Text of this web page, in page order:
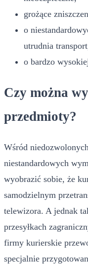
grożące
o
utrudnia
o bardzo
Czy można
przedmioty?
Wśród
niestandardowych
wyobrazić sobie, że
samodzielnym
telewizora. A jednak
przesyłkach
firmy kurierskie
specjalnie